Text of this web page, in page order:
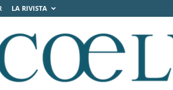
LA RIVISTA